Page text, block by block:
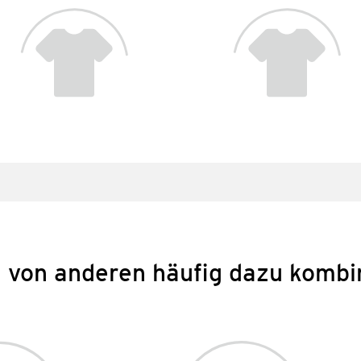
von anderen häufig dazu